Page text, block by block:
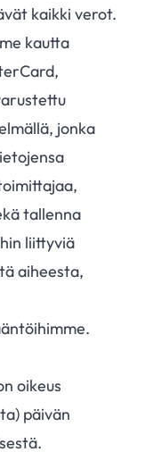
kaikki verot.
kautta
jonka
tallenna
liittyviä
aiheesta,
oikeus
päivän